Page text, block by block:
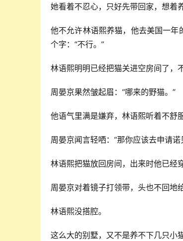
她看着不忍心，只好先带回家，想着
他不允许林语熙养猫，他去美国一
个字：“不行。”
林语熙明明已经把猫关进空房间了，
周晏京果然皱起眉：“哪来的野猫。”
他语气里满是嫌弃，林语熙听着不舒
周晏京闻言轻哂：“那你应该去申请诺
林语熙把猫放回房间，出来时他已经
周晏京对着镜子打领带，头也不回地
林语熙没搭腔。
这么大的别墅，又不是养不下几只小